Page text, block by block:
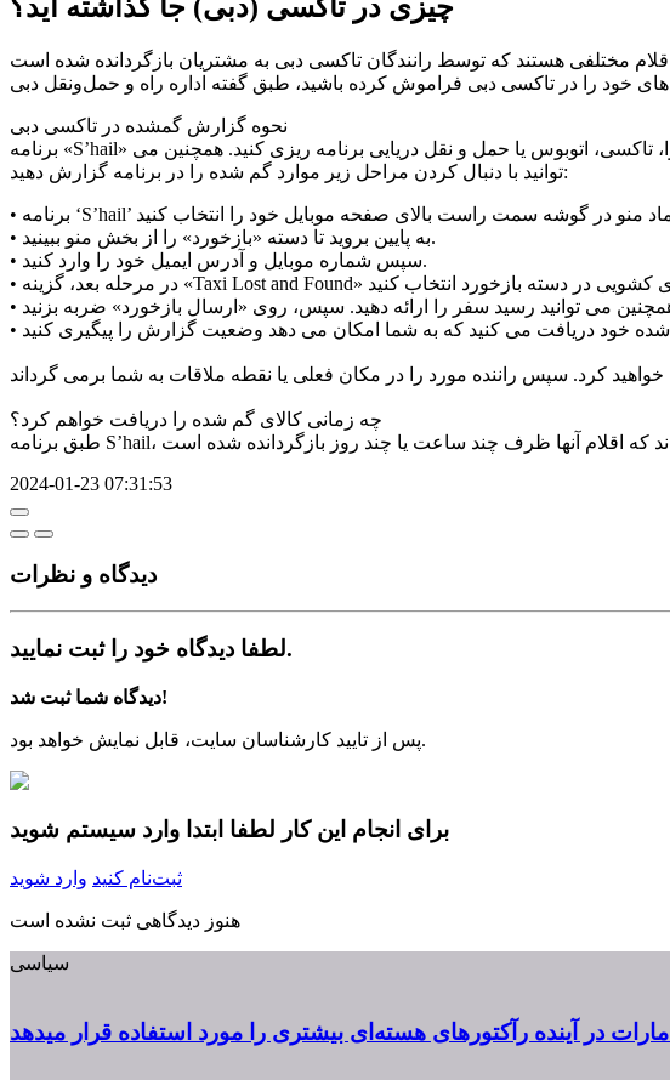
چیزی در تاکسی (دبی) جا گذاشته اید؟
نحوه گزارش گمشده در تاکسی دبی
برنامه «S’hail» یک برنامه ناوبری یکپارچه است که به شما امکان می دهد سفر حمل و نقل عمومی خود را در دبی با استفاده از مترو، تراموا، تاکسی، اتوبوس یا حمل و نقل دریایی برنامه ریزی کنید. همچنین می
توانید با دنبال کردن مراحل زیر موارد گم شده را در برنامه گزارش دهید:
• به پایین بروید تا دسته «بازخورد» را از بخش منو ببینید.
• سپس شماره موبایل و آدرس ایمیل خود را وارد کنید.
چه زمانی کالای گم شده را دریافت خواهم کرد؟
2024-01-23 07:31:53
دیدگاه‌ و نظرات
لطفا دیدگاه خود را ثبت نمایید.
دیدگاه شما ثبت شد!
پس از تایید کارشناسان سایت، قابل نمایش خواهد بود.
برای انجام این کار لطفا ابتدا وارد سیستم شوید
ثبت‌نام کنید وارد شوید
هنوز دیدگاهی ثبت نشده است
سیاسی
امارات در آینده رآکتورهای هسته‌ای بیشتری را مورد استفاده قرار میدهد